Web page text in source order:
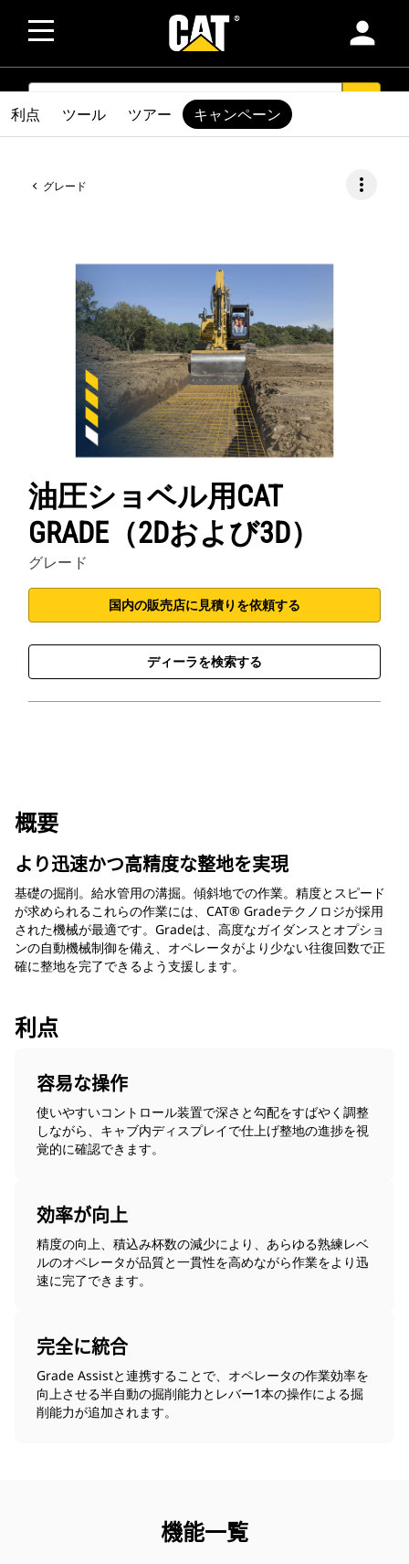
person
SEARCH
グレード more_vert
油圧ショベル用CAT
GRADE（2Dおよび3D）
グレード
国内の販売店に見積りを依頼する
ディーラを検索する
利点 ツール ツアー キャンペーン
概要
より迅速かつ高精度な整地を実現
基礎の掘削。給水管用の溝掘。傾斜地での作業。精度とスピード
が求められるこれらの作業には、CAT® Gradeテクノロジが採用
された機械が最適です。Gradeは、高度なガイダンスとオプショ
ンの自動機械制御を備え、オペレータがより少ない往復回数で正
確に整地を完了できるよう支援します。
利点
容易な操作
使いやすいコントロール装置で深さと勾配をすばやく調整
しながら、キャブ内ディスプレイで仕上げ整地の進捗を視
覚的に確認できます。
効率が向上
精度の向上、積込み杯数の減少により、あらゆる熟練レベ
ルのオペレータが品質と一貫性を高めながら作業をより迅
速に完了できます。
完全に統合
Grade Assistと連携することで、オペレータの作業効率を
向上させる半自動の掘削能力とレバー1本の操作による掘
削能力が追加されます。
機能一覧